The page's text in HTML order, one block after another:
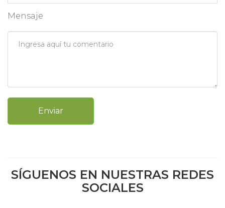
Mensaje
SÍGUENOS EN NUESTRAS REDES
SOCIALES